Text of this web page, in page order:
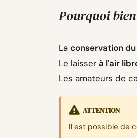
Pourquoi
La conservation
Le laisser à l'air
Les amateurs de
ATTENTION
Il est possible de